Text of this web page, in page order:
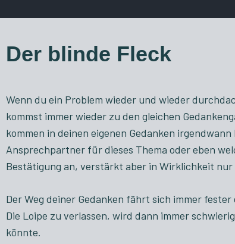
Der blinde Fleck
Wenn du ein Problem wieder und wieder
kommst immer wieder zu den gleichen
kommen in deinen eigenen Gedanken
Ansprechpartner für dieses Thema oder eben
Bestätigung an, verstärkt aber in Wirklichkeit nur
Der Weg deiner Gedanken fährt sich immer
Die Loipe zu verlassen, wird dann immer
könnte.